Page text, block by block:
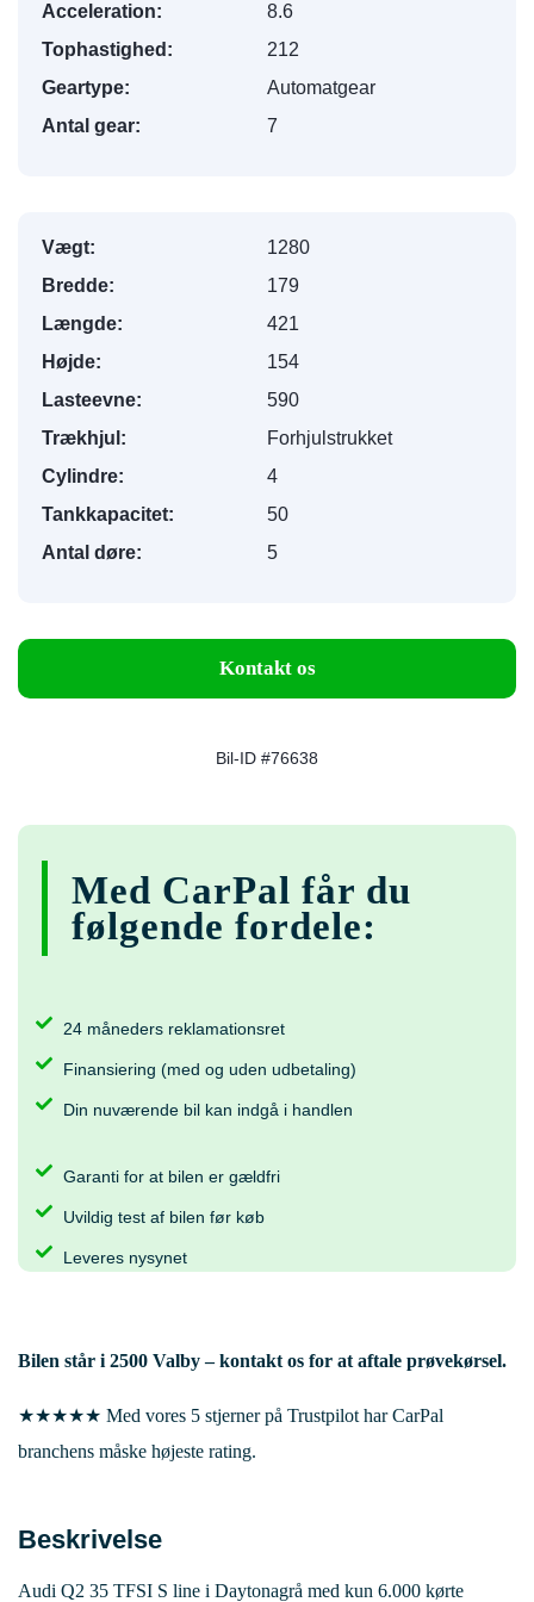
Acceleration:
8.6
Tophastighed:
212
Geartype:
Automatgear
Antal gear:
7
Vægt:
1280
Bredde:
179
Længde:
421
Højde:
154
Lasteevne:
590
Trækhjul:
Forhjulstrukket
Cylindre:
4
Tankkapacitet:
50
Antal døre:
5
Kontakt os
Bil-ID #76638
Med CarPal får du
følgende fordele:
24 måneders reklamationsret
Finansiering (med og uden udbetaling)
Din nuværende bil kan indgå i handlen
Garanti for at bilen er gældfri
Uvildig test af bilen før køb
Leveres nysynet
Bilen står i 2500 Valby– kontakt os for at aftale prøvekørsel.
★★★★★ Med vores 5 stjerner på Trustpilot har CarPal
branchens måske højeste rating.
Beskrivelse
Audi Q2 35 TFSI S line i Daytonagrå med kun 6.000 kørte